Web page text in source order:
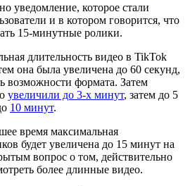
уведомление, которое стали
и в котором говорится, что
15-минутные ролики.
длительность видео в TikTok
она была увеличена до 60 секунд,
возможности формата. Затем
увеличили до 3-х минут, затем до 5
10 минут.
время максимальная
будет увеличена до 15 минут на
вопрос о том, действительно
более длинные видео.